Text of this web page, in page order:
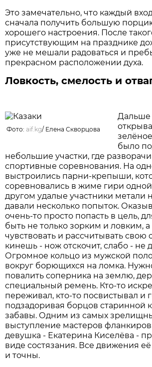
Это замечательно, что каждый
сначала получить большую
хорошего настроения. После
присутствующим на празднике
уже не мешали радоваться и
прекрасном расположении духа.
Ловкость, смелость и
Фото:aif.kg/ Елена Скворцова
Дальше
было
небольшие участки, где
спортивные соревнования. На
выстроились парни-крепыши,
соревновались в жиме гири
другом удалые участники метали
давали несколько попыток.
очень-то просто попасть в цель,
быть не только зорким и ловким,
чувствовать и рассчитывать свою
кинешь - нож отскочит, слабо - не
Огромное кольцо из мужской
вокруг борющихся на ломка.
повалить соперника на землю,
специальный ремень. Кто-то
переживал, кто-то посвистывал и
подзадоривая борцов старинной
забавы. Одним из самых
выступление мастеров
девушка - Екатерина Киселёва -
виде состязания. Все движения
и точны.